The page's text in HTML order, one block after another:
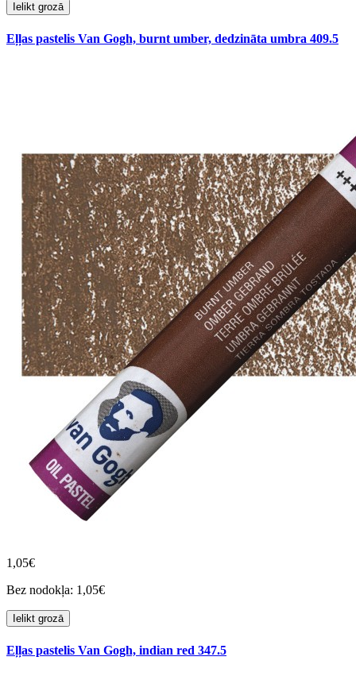
Ielikt grozā
Eļļas pastelis Van Gogh, burnt umber, dedzināta umbra 409.5
1,05€
Bez nodokļa: 1,05€
Ielikt grozā
Eļļas pastelis Van Gogh, indian red 347.5